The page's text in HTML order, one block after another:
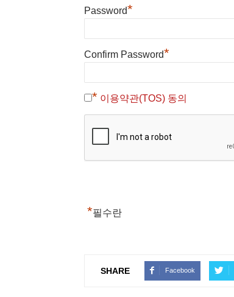
Password*
Confirm Password*
* 이용약관(TOS) 동의
*필수란
SHARE Facebook